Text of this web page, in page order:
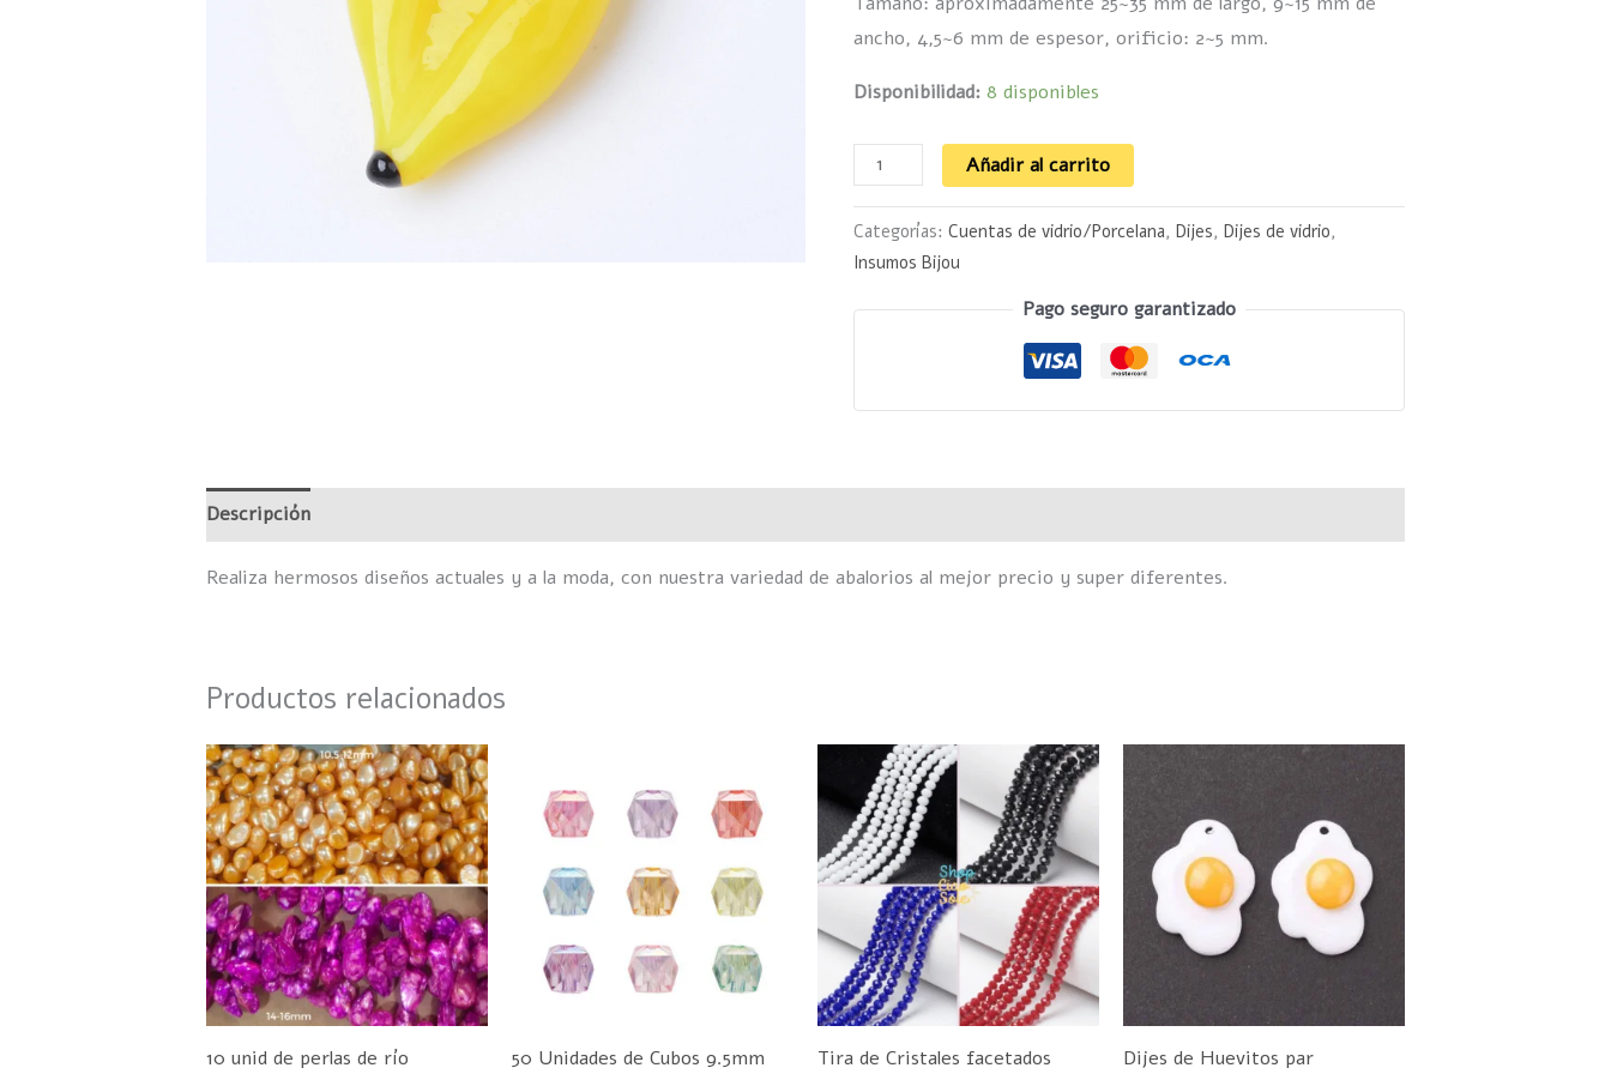
ancho, 4,5~6 mm de espesor, orificio: 2~5 mm.
Disponibilidad: 8 disponibles
Añadir al carrito
Categorías: Cuentas de vidrio/Porcelana, Dijes, Dijes de vidrio,
Insumos Bijou
Pago seguro garantizado
Descripción
Realiza hermosos diseños actuales y a la moda, con nuestra variedad de abalorios al mejor precio y super diferentes.
Productos relacionados
10 unid de perlas de río
Rango
de
precios:
desde
$155
hasta
$160
Este
producto
tiene
múltiples
variantes.
Las
opciones
se
50 Unidades de Cubos 9.5mm Tira de Cristales facetados
Este
producto
tiene
múltiples
variantes.
Las
opciones
se
Dijes de Huevitos par